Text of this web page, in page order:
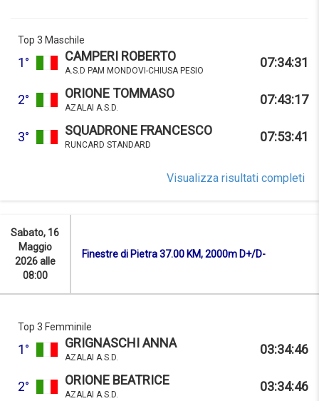
Top 3 Maschile
1° CAMPERI ROBERTO
A.S.D PAM MONDOVI-CHIUSA PESIO
07:34:31
2° ORIONE TOMMASO
AZALAI A.S.D.
07:43:17
3° SQUADRONE FRANCESCO
RUNCARD STANDARD
07:53:41
Visualizza risultati completi
Sabato, 16
Maggio
2026 alle
08:00
Finestre di Pietra 37.00 KM, 2000m D+/D-
Top 3 Femminile
1° GRIGNASCHI ANNA
AZALAI A.S.D.
03:34:46
2° ORIONE BEATRICE
AZALAI A.S.D.
03:34:46